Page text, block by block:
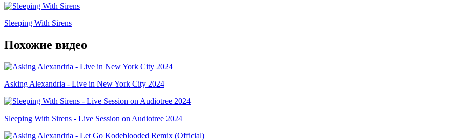
Sleeping With Sirens
Похожие видео
Asking Alexandria - Live in New York City 2024
Sleeping With Sirens - Live Session on Audiotree 2024